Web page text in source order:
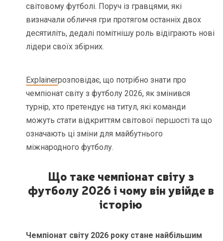
світовому футболі. Поруч із гравцями, які
визначали обличчя гри протягом останніх двох
десятиліть, дедалі помітнішу роль відіграють нові
лідери своїх збірних.
Explainerрозповідає, що потрібно знати про
чемпіонат світу з футболу 2026, як змінився
турнір, хто претендує на титул, які команди
можуть стати відкриттям світової першості та що
означають ці зміни для майбутнього
міжнародного футболу.
Що таке чемпіонат світу з
футболу 2026 і чому він увійде в
історію
Чемпіонат світу 2026 року стане найбільшим